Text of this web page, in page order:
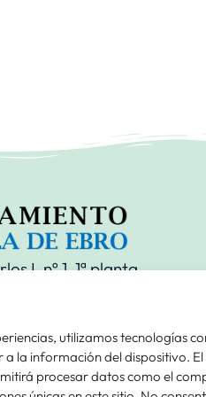
utilizamos tecnologías
la información del dispositivo.
procesar datos como el
I, nº 1, 1ª planta.